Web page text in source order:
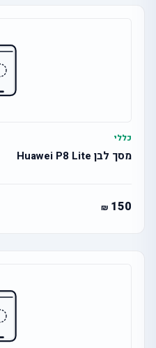
כללי
מסך לבן Huawei P8 Lite
150